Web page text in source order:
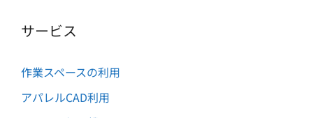
サービス
作業スペースの利用
アパレルCAD利用